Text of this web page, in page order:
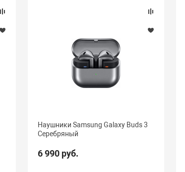
Наушники Samsung Galaxy Buds 3
Серебряный
6 990 руб.